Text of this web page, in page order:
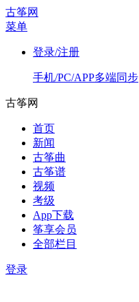
古筝网
菜单
登录/注册
手机/PC/APP多端同步
古筝网
首页
新闻
古筝曲
古筝谱
视频
考级
App下载
筝享会员
全部栏目
登录